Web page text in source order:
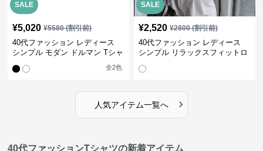
SALE
¥5,020 ¥5580(割引前)
40代ファッション レディース
シンプル モダン ドルマン Tシャ
全2色
SALE
¥2,520 ¥2800(割引前)
40代ファッション レディース
シンプル リラックスフィットロ
人気アイテム一覧へ ›
40代ファッションTシャツの新着アイテム